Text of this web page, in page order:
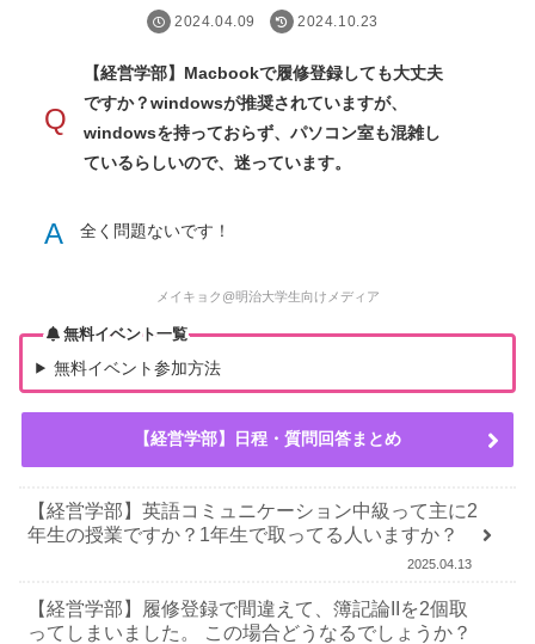
2024.04.09 2024.10.23
Q
【経営学部】Macbookで履修登録しても大丈夫
ですか？windowsが推奨されていますが、
windowsを持っておらず、パソコン室も混雑し
ているらしいので、迷っています。
A 全く問題ないです！
メイキョク@明治大学生向けメディア
無料イベント一覧
無料イベント参加方法
【経営学部】日程・質問回答まとめ
【経営学部】英語コミュニケーション中級って主に2
年生の授業ですか？1年生で取ってる人いますか？
2025.04.13
【経営学部】履修登録で間違えて、簿記論IIを2個取
ってしまいました。 この場合どうなるでしょうか？